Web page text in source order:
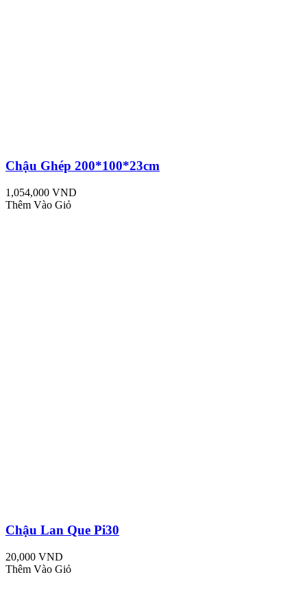
Chậu Ghép 200*100*23cm
1,054,000 VND
Thêm Vào Giỏ
Chậu Lan Que Pi30
20,000 VND
Thêm Vào Giỏ